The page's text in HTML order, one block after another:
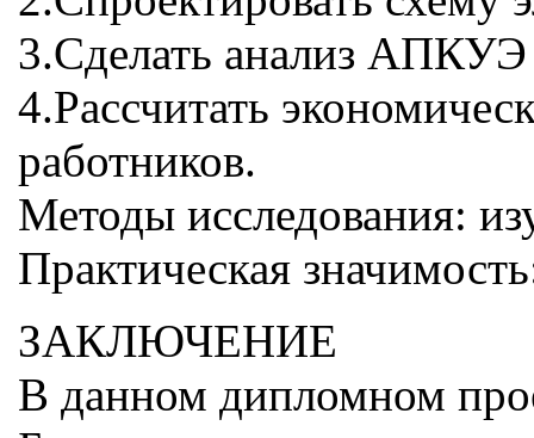
3.Сделать анализ
4.Рассчитать
работников.
Методы исследования:
Практическая
ЗАКЛЮЧЕНИЕ
В данном дипломном